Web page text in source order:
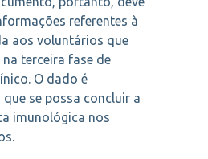
referentes à
aos voluntários que
terceira fase de
O dado é
se possa concluir a
imunológica nos